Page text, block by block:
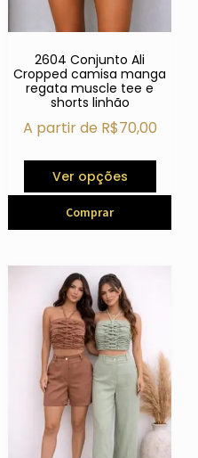
2604 Conjunto Ali
Cropped camisa manga
regata muscle tee e
shorts linhão
A partir de R$70,00
Ver opções
Comprar